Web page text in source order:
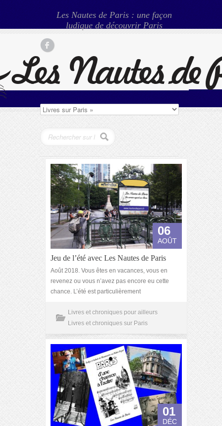
Les Nautes de Paris : une façon
ludique de découvrir Paris
06
AOÛT
Jeu de l’été avec Les Nautes de Paris
Août 2018. Vous êtes en vacances, vous en
revenez ou vous n’avez pas encore eu cette
chance. L’été est particulièrement
Livres et chroniques pour ailleurs
Livres et chroniques sur Paris
01
DÉC